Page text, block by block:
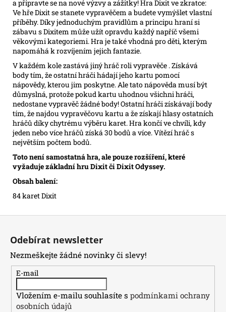
a připravte se na nové výzvy a zážitky! Hra Dixit ve zkratce:
Ve hře Dixit se stanete vypravěčem a budete vymýšlet vlastní
příběhy. Díky jednoduchým pravidlům a principu hraní si
zábavu s Dixitem může užít opravdu každý napříč všemi
věkovými kategoriemi. Hra je také vhodná pro děti, kterým
napomáhá k rozvíjením jejich fantazie.
V každém kole zastává jiný hráč roli vypravěče . Získává
body tím, že ostatní hráči hádají jeho kartu pomocí
nápovědy, kterou jim poskytne. Ale tato nápověda musí být
důmyslná, protože pokud kartu uhodnou všichni hráči,
nedostane vypravěč žádné body! Ostatní hráči získávají body
tím, že najdou vypravěčovu kartu a že získají hlasy ostatních
hráčů díky chytrému výběru karet. Hra končí ve chvíli, kdy
jeden nebo více hráčů získá 30 bodů a více. Vítězí hráč s
největším počtem bodů.
Toto není samostatná hra, ale pouze rozšíření, které
vyžaduje základní hru Dixit či Dixit Odyssey.
Obsah balení:
84 karet Dixit
Z
Odebírat newsletter
Nezmeškejte žádné novinky či slevy!
E-mail
Vložením e-mailu souhlasíte s podmínkami ochrany
osobních údajů